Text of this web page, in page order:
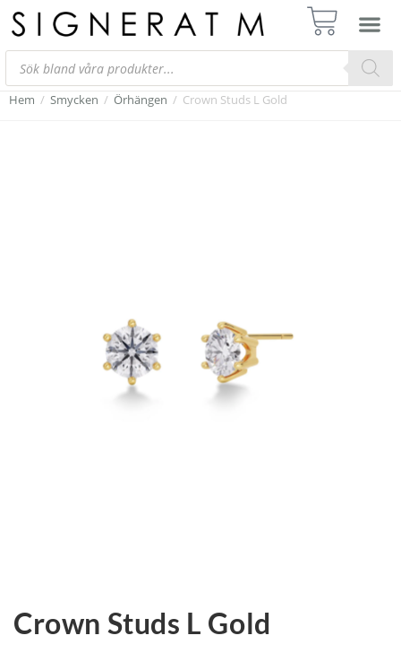
Hem / Smycken / Örhängen / Crown Studs L Gold
Crown Studs L Gold